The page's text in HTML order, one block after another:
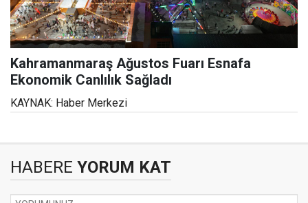
Kahramanmaraş Ağustos Fuarı Esnafa
Ekonomik Canlılık Sağladı
KAYNAK: Haber Merkezi
HABERE YORUM KAT